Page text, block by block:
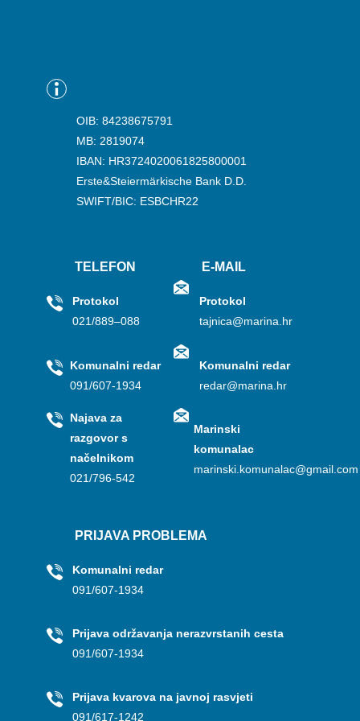
OIB: 84238675791
MB: 2819074
IBAN: HR3724020061825800001
Erste&Steiermärkische Bank D.D.
SWIFT/BIC: ESBCHR22
TELEFON
Protokol
021/889–088
Komunalni redar
091/607-1934
Najava za
razgovor s
načelnikom
021/796-542
E-MAIL
Protokol
tajnica@marina.hr
Komunalni redar
redar@marina.hr
Marinski
komunalac
marinski.komunalac@gmail.com
PRIJAVA PROBLEMA
Komunalni redar
091/607-1934
Prijava održavanja nerazvrstanih cesta
091/607-1934
Prijava kvarova na javnoj rasvjeti
091/617-1242